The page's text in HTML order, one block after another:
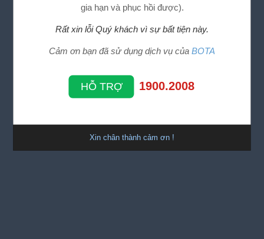
gia hạn và phục hồi được).
Rất xin lỗi Quý khách vì sự bất tiện này.
Cảm ơn bạn đã sử dụng dịch vụ của BOTA
HỖ TRỢ 1900.2008
Xin chân thành cảm ơn !